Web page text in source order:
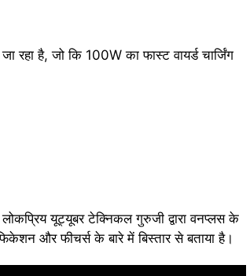
है, जो कि 100W का फास्ट वायर्ड चार्जिंग
यूट्यूबर टेक्निकल गुरुजी द्वारा वनप्लस के
और फीचर्स के बारे में बिस्तार से बताया है।